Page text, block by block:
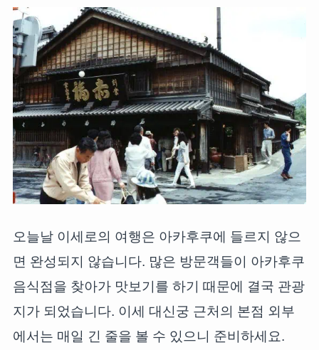
오늘날 이세로의 여행은 아카후쿠에 들르지 않으
면 완성되지 않습니다. 많은 방문객들이 아카후쿠
음식점을 찾아가 맛보기를 하기 때문에 결국 관광
지가 되었습니다. 이세 대신궁 근처의 본점 외부
에서는 매일 긴 줄을 볼 수 있으니 준비하세요.